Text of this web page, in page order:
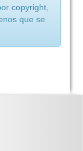
copyright,
que se